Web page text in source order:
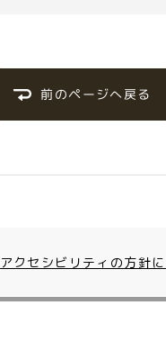
前のページへ戻る
アクセシビリティの方針